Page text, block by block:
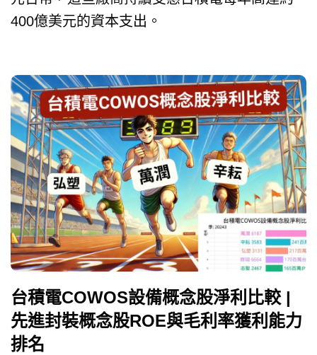
400億美元的資本支出。
台積電COWOS設備概念股淨利比較 |
先進封裝概念股ROE與毛利率獲利能力
排名